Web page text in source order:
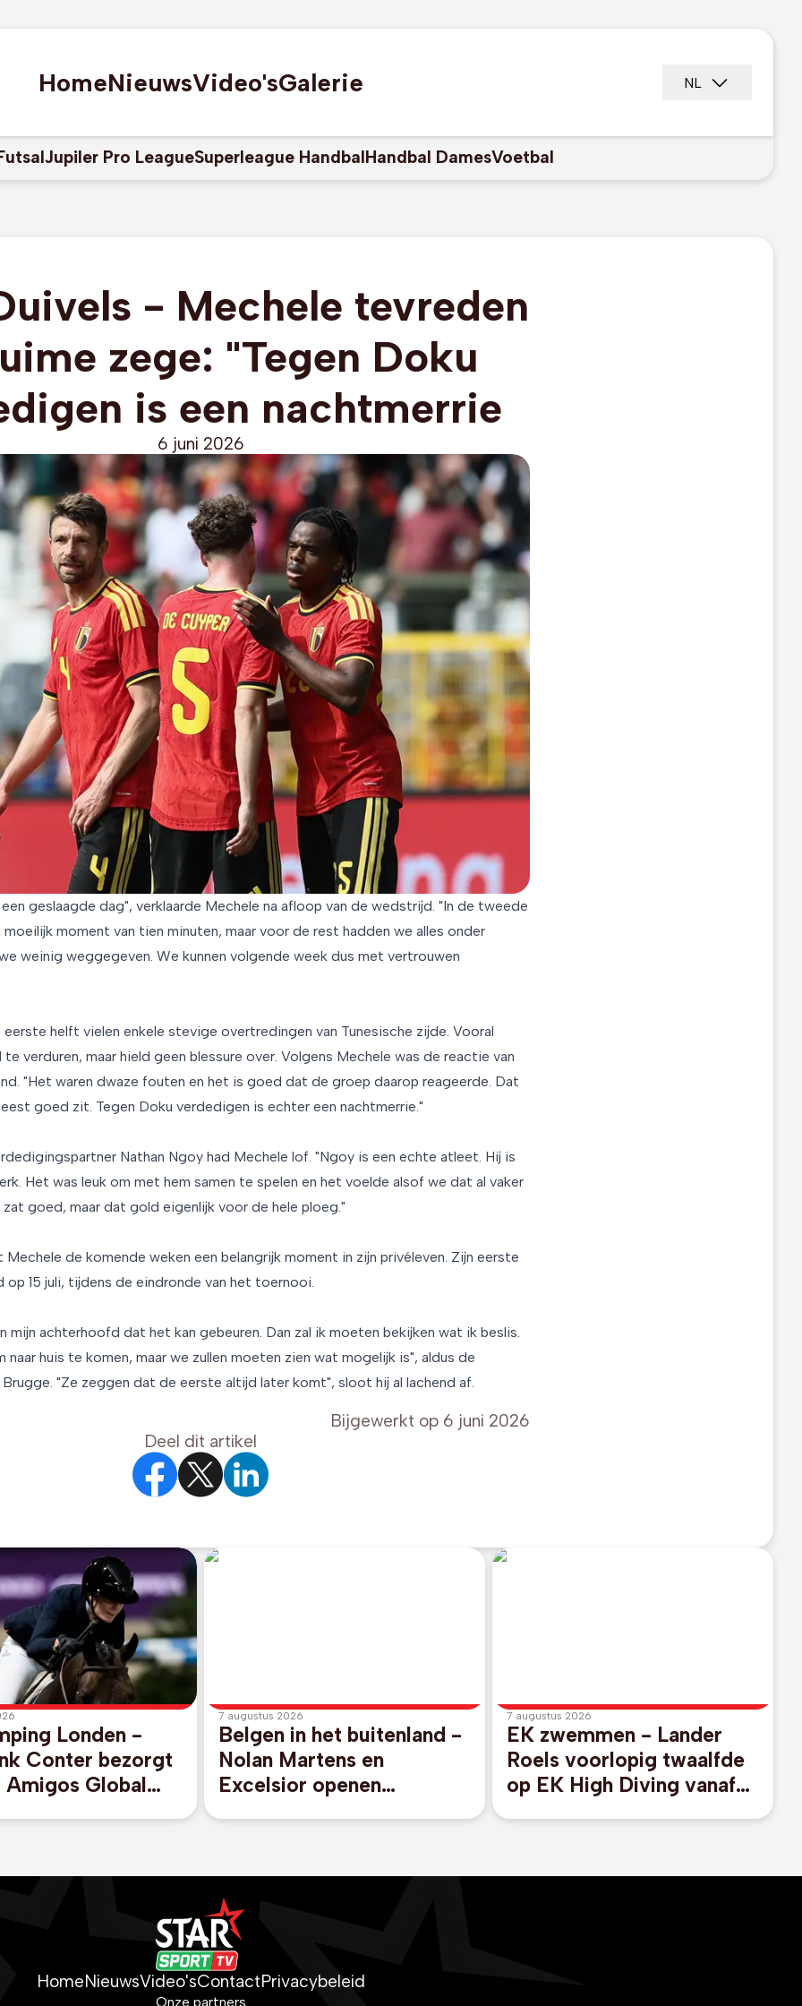
HomeNieuwsVideo'sGalerie NL
Jupiler Pro LeagueSuperleague HandbalHandbal DamesVoetbal
- Mechele tevreden
zege: "Tegen Doku
is een nachtmerrie
6 juni 2026
geslaagde dag", verklaarde Mechele na afloop van de wedstrijd. "In de tweede
moment van tien minuten, maar voor de rest hadden we alles onder
weinig weggegeven. We kunnen volgende week dus met vertrouwen
helft vielen enkele stevige overtredingen van Tunesische zijde. Vooral
verduren, maar hield geen blessure over. Volgens Mechele was de reactie van
"Het waren dwaze fouten en het is goed dat de groep daarop reageerde. Dat
goed zit. Tegen Doku verdedigen is echter een nachtmerrie."
Nathan Ngoy had Mechele lof. "Ngoy is een echte atleet. Hij is
Het was leuk om met hem samen te spelen en het voelde alsof we dat al vaker
goed, maar dat gold eigenlijk voor de hele ploeg."
de komende weken een belangrijk moment in zijn privéleven. Zijn eerste
15 juli, tijdens de eindronde van het toernooi.
mijn achterhoofd dat het kan gebeuren. Dan zal ik moeten bekijken wat ik beslis.
huis te komen, maar we zullen moeten zien wat mogelijk is", aldus de
"Ze zeggen dat de eerste altijd later komt", sloot hij al lachend af.
Bijgewerkt op 6 juni 2026
Deel dit artikel
Londen -
Conter bezorgt
Global
7 augustus 2026
Belgen in het buitenland -
Nolan Martens en
Excelsior openen
7 augustus 2026
EK zwemmen - Lander
Roels voorlopig twaalfde
op EK High Diving vanaf
HomeNieuwsVideo'sContactPrivacybeleid
Onze partners